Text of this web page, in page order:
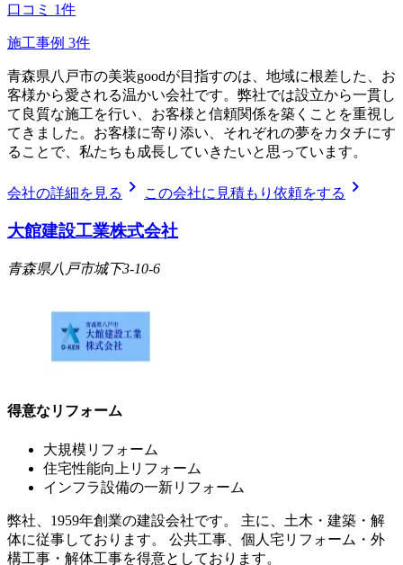
口コミ 1件
施工事例 3件
青森県八戸市の美装goodが目指すのは、地域に根差した、お
客様から愛される温かい会社です。弊社では設立から一貫し
て良質な施工を行い、お客様と信頼関係を築くことを重視し
てきました。お客様に寄り添い、それぞれの夢をカタチにす
ることで、私たちも成長していきたいと思っています。
会社の詳細を見る chevron_right この会社に見積もり依頼をする chevron_right
大館建設工業株式会社
青森県八戸市城下3-10-6
得意なリフォーム
大規模リフォーム
住宅性能向上リフォーム
インフラ設備の一新リフォーム
弊社、1959年創業の建設会社です。 主に、土木・建築・解
体に従事しております。 公共工事、個人宅リフォーム・外
構工事・解体工事を得意としております。